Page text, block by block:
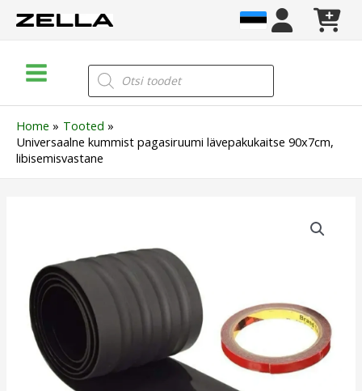
Menu
Products
search
Home
Tooted
Universaalne kummist pagasiruumi lävepakukaitse 90x7cm,
libisemisvastane
lävepakukaitse
90x7cm,
libisemisvastane
kogus